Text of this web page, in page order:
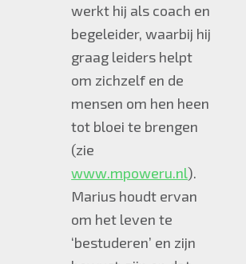
werkt hij als coach en
begeleider, waarbij hij
graag leiders helpt
om zichzelf en de
mensen om hen heen
tot bloei te brengen
(zie
www.mpoweru.nl).
Marius houdt ervan
om het leven te
‘bestuderen’ en zijn